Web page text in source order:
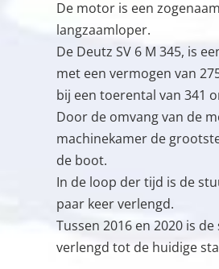
De motor is een
langzaamloper.
De Deutz SV 6 M 345, is
met een vermogen van
bij een toerental van 341
Door de omvang van de
machinekamer de
de boot.
In de loop der tijd is de
paar keer verlengd.
Tussen 2016 en 2020 is
verlengd tot de huidige